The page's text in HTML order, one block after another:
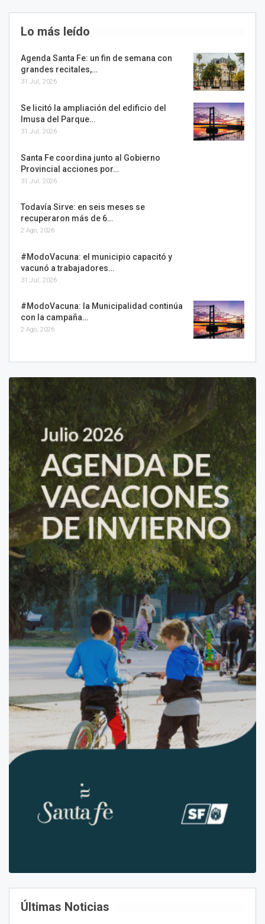
Lo más leído
Agenda Santa Fe: un fin de semana con
grandes recitales,…
31 Jul, 2026
Se licitó la ampliación del edificio del
Imusa del Parque…
31 Jul, 2026
Santa Fe coordina junto al Gobierno
Provincial acciones por…
31 Jul, 2026
Todavía Sirve: en seis meses se
recuperaron más de 6…
2 Ago, 2026
#ModoVacuna: el municipio capacitó y
vacunó a trabajadores…
31 Jul, 2026
#ModoVacuna: la Municipalidad continúa
con la campaña…
2 Ago, 2026
Últimas Noticias